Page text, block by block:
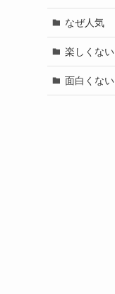
なぜ人気
楽しくない
面白くない